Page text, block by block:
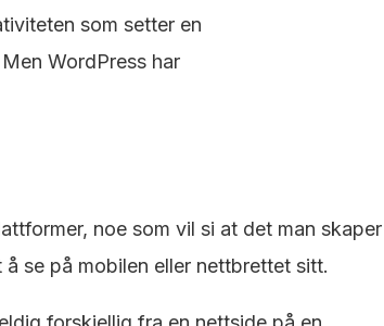
som setter en
WordPress har
noe som vil si at det man skaper
se på mobilen eller nettbrettet sitt.